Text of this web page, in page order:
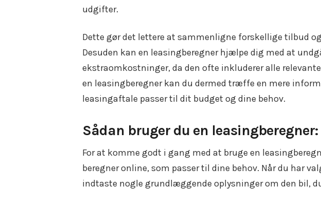
udgifter.
Dette gør det lettere at sammenligne forskellige tilbud
Desuden kan en leasingberegner hjælpe dig med at
ekstraomkostninger, da den ofte inkluderer alle
en leasingberegner kan du dermed træffe en mere
leasingaftale passer til dit budget og dine behov.
Sådan bruger du en
For at komme godt i gang med at bruge en
beregner online, som passer til dine behov. Når du har
indtaste nogle grundlæggende oplysninger om den bil,